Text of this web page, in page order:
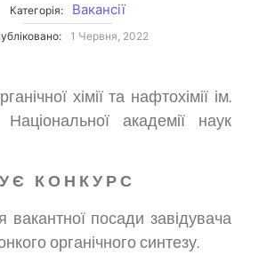
Категорія: Вакансії
1 Червня, 2022
хімії та нафтохімії ім.
академії наук
Є К О Н К У Р С
вакантної посади завідувача
органічного синтезу.